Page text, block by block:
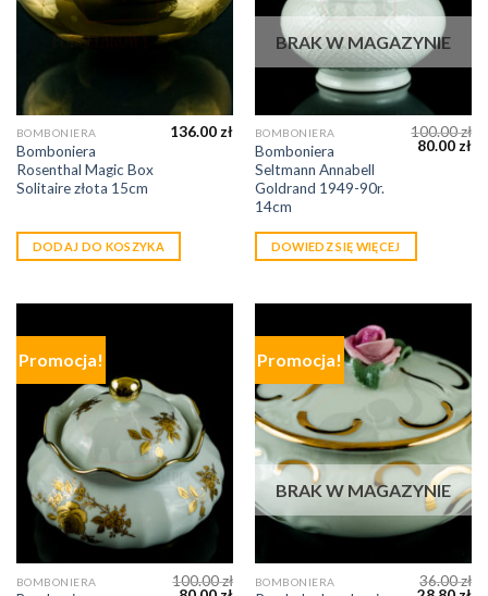
BOMBONIERA
Bomboniera
Rosenthal Magic Box
Solitaire złota 15cm
136.00zł
DODAJ DO KOSZYKA
BRAK W MAGAZYNIE
BOMBONIERA
Bomboniera
Seltmann Annabell
Goldrand 1949-90r.
14cm
100.00zł
80.00zł
DOWIEDZ SIĘ WIĘCEJ
Promocja!
BOMBONIERA 100.00zł
Promocja!
BRAK W MAGAZYNIE
BOMBONIERA 36.00zł